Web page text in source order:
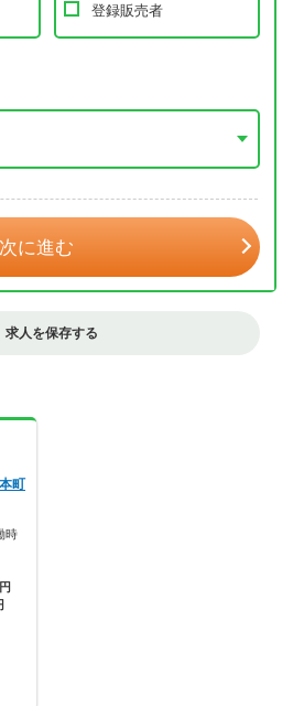
登録販売者
次に進む
求人を保存する
町
時